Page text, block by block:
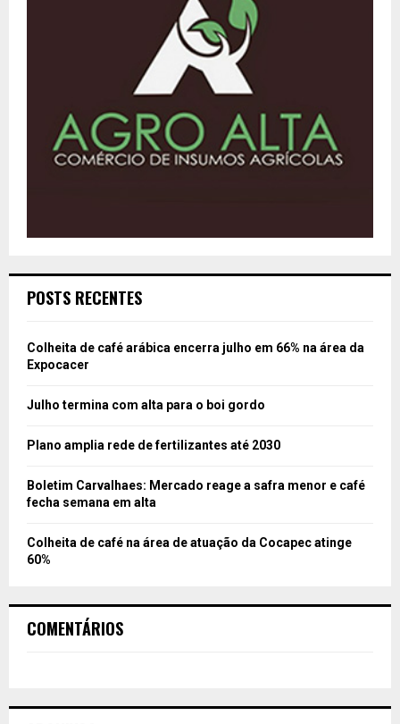
POSTS RECENTES
Colheita de café arábica encerra julho em 66% na área da
Expocacer
Julho termina com alta para o boi gordo
Plano amplia rede de fertilizantes até 2030
Boletim Carvalhaes: Mercado reage a safra menor e café
fecha semana em alta
Colheita de café na área de atuação da Cocapec atinge
60%
COMENTÁRIOS